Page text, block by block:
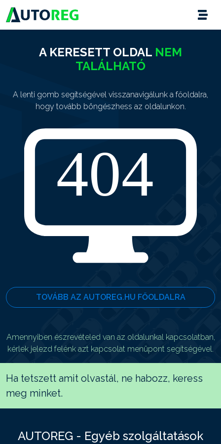
A KERESETT OLDAL NEM
TALÁLHATÓ
A lenti gomb segítségével visszanavigálunk a főoldalra,
hogy tovább böngészhess az oldalunkon.
TOVÁBB AZ AUTOREG.HU FŐOLDALRA
Amennyiben észrevételed van az oldalunkal kapcsolatban,
kérlek jelezd felénk azt kapcsolat menüpont segítségével.
Ha tetszett amit olvastál, ne habozz, keress
meg minket.
AUTOREG - Egyéb szolgáltatások